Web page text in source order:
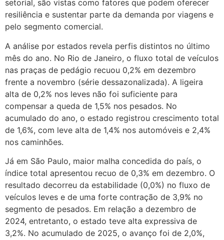
setorial, são vistas como fatores que podem oferecer
resiliência e sustentar parte da demanda por viagens e
pelo segmento comercial.
A análise por estados revela perfis distintos no último
mês do ano. No Rio de Janeiro, o fluxo total de veículos
nas praças de pedágio recuou 0,2% em dezembro
frente a novembro (série dessazonalizada). A ligeira
alta de 0,2% nos leves não foi suficiente para
compensar a queda de 1,5% nos pesados. No
acumulado do ano, o estado registrou crescimento total
de 1,6%, com leve alta de 1,4% nos automóveis e 2,4%
nos caminhões.
Já em São Paulo, maior malha concedida do país, o
índice total apresentou recuo de 0,3% em dezembro. O
resultado decorreu da estabilidade (0,0%) no fluxo de
veículos leves e de uma forte contração de 3,9% no
segmento de pesados. Em relação a dezembro de
2024, entretanto, o estado teve alta expressiva de
3,2%. No acumulado de 2025, o avanço foi de 2,0%,